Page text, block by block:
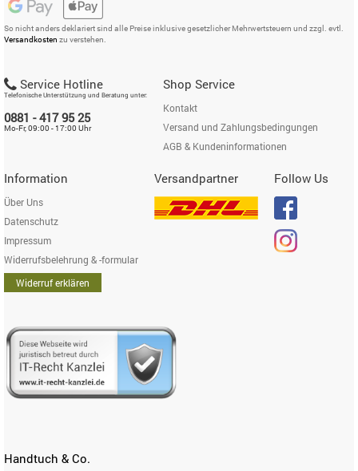
So nicht anders deklariert sind alle Preise inklusive gesetzlicher Mehrwertsteuern und zzgl. evtl.
Versandkosten zu verstehen.
Service Hotline
Telefonische Unterstützung und Beratung unter:
0881 - 417 95 25
Mo-Fr, 09:00 - 17:00 Uhr
Shop Service
Kontakt
Versand und Zahlungsbedingungen
AGB & Kundeninformationen
Information
Über Uns
Datenschutz
Impressum
Widerrufsbelehrung & -formular
Widerruf erklären
Versandpartner Follow Us
Handtuch & Co.